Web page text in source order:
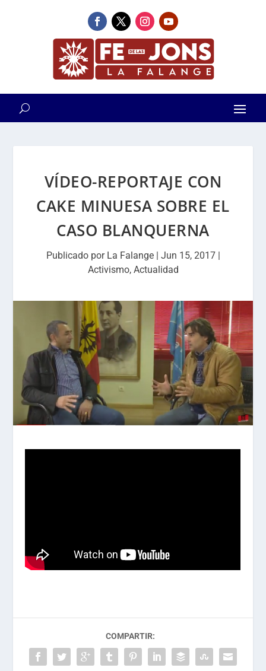
VÍDEO-REPORTAJE CON
CAKE MINUESA SOBRE EL
CASO BLANQUERNA
Publicado por La Falange| Jun 15, 2017|
Activismo, Actualidad
COMPARTIR: